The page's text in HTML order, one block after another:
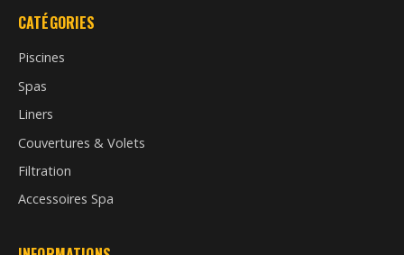
CATÉGORIES
Piscines
Spas
Liners
Couvertures & Volets
Filtration
Accessoires Spa